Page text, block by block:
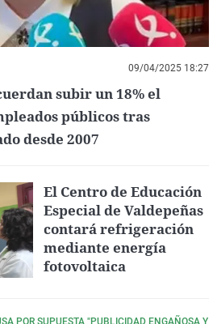
09/04/2025 18:27
subir un 18% el
públicos tras
desde 2007
El Centro de Educación
Especial de Valdepeñas
contará refrigeración
mediante energía
fotovoltaica
POR SUPUESTA "PUBLICIDAD ENGAÑOSA Y